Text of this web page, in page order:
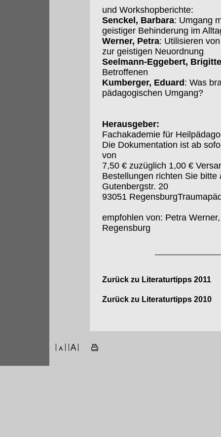
und Workshopberichte:
Senckel, Barbara: Umgang
geistiger Behinderung im
Werner, Petra: Utilisieren
zur geistigen Neuordnung
Seelmann-Eggebert, Brigitte
Betroffenen
Kumberger, Eduard : Was
pädagogischen Umgang?
Herausgeber:
Fachakademie für
Die Dokumentation ist ab
von
7,50 € zuzüglich 1,00 €
Bestellungen richten Sie bitte
Gutenbergstr. 20
93051
empfohlen von: Petra
Regensburg
Zurück zu Literaturtipps 2011
Zurück zu Literaturtipps 2010